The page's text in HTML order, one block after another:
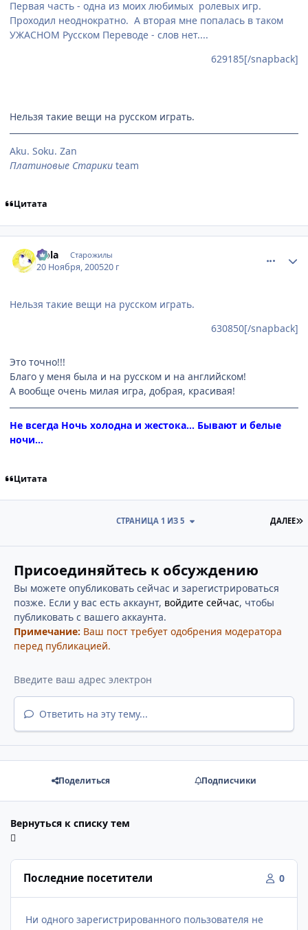
Первая часть - одна из моих любимых ролевых игр.
Проходил неоднократно. А вторая мне попалась в таком
УЖАСНОМ Русском Переводе - слов нет....
629185[/snapback]
Нельзя такие вещи на русском играть.
Aku. Soku. Zan
Платиновые Старики team
Цитата
Nola Старожилы
20 Ноября, 200520 г
Нельзя такие вещи на русском играть.
630850[/snapback]
Это точно!!!
Благо у меня была и на русском и на английском!
А вообще очень милая игра, добрая, красивая!
Не всегда Ночь холодна и жестока... Бывают и белые
ночи...
Цитата
ДАЛЕЕ
СТРАНИЦА 1 ИЗ 5
Присоединяйтесь к обсуждению
Вы можете опубликовать сейчас и зарегистрироваться
позже. Если у вас есть аккаунт, войдите сейчас, чтобы
публиковать с вашего аккаунта.
Примечание: Ваш пост требует одобрения модератора
перед публикацией.
Ответить на эту тему...
Поделиться Подписчики
Вернуться к списку тем
Последние посетители 0
Ни одного зарегистрированного пользователя не